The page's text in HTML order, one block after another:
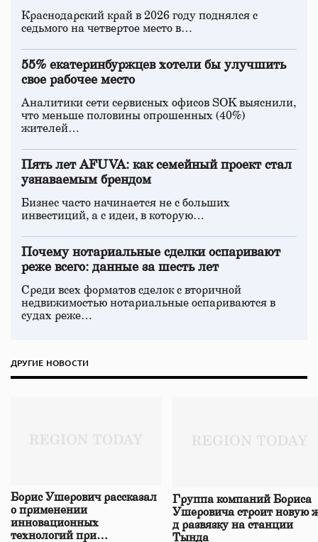
Краснодарский край в 2026 году поднялся с
седьмого на четвертое место в…
55% екатеринбуржцев хотели бы улучшить
свое рабочее место
Аналитики сети сервисных офисов SOK выяснили,
что меньше половины опрошенных (40%)
жителей…
Пять лет AFUVA: как семейный проект стал
узнаваемым брендом
Бизнес часто начинается не с больших
инвестиций, а с идеи, в которую…
Почему нотариальные сделки оспаривают
реже всего: данные за шесть лет
Среди всех форматов сделок с вторичной
недвижимостью нотариальные оспариваются в
судах реже…
ДРУГИЕ НОВОСТИ
Борис Ушерович рассказал
о применении
инновационных
технологий при
Группа компаний Бориса
Ушеровича строит новую
д развязку на станции
Тында